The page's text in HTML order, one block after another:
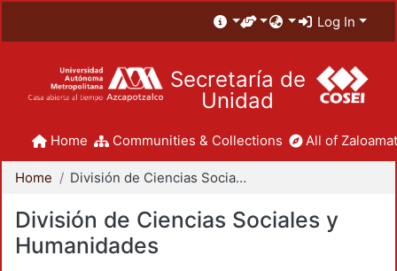
Log In
Secretaría de
Unidad
Home Communities & Collections All of
Home División de Ciencias Sociales y Humanidades
División de Ciencias Sociales y
Humanidades